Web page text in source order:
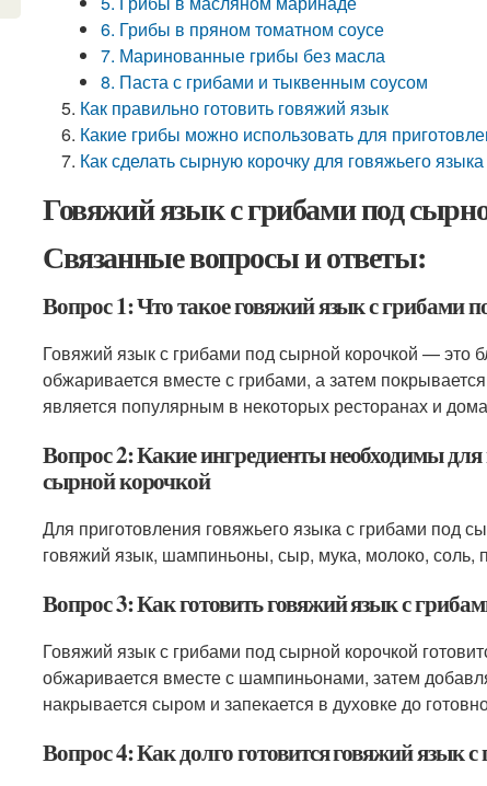
6. Грибы в пряном томатном соусе
7. Маринованные грибы без масла
8. Паста с грибами и тыквенным соусом
Как правильно готовить говяжий язык
Какие грибы можно использовать для
Как сделать сырную корочку для говяжьего
Говяжий язык с грибами под
Связанные вопросы и ответы:
Вопрос 1: Что такое говяжий язык с грибами
Говяжий язык с грибами под сырной корочкой — это
обжаривается вместе с грибами, а затем
является популярным в некоторых ресторанах и
Вопрос 2: Какие ингредиенты необходимы
сырной корочкой
Для приготовления говяжьего языка с грибами под
говяжий язык, шампиньоны, сыр, мука, молоко, соль,
Вопрос 3: Как готовить говяжий язык с
Говяжий язык с грибами под сырной корочкой
обжаривается вместе с шампиньонами, затем
накрывается сыром и запекается в духовке до
Вопрос 4: Как долго готовится говяжий язык